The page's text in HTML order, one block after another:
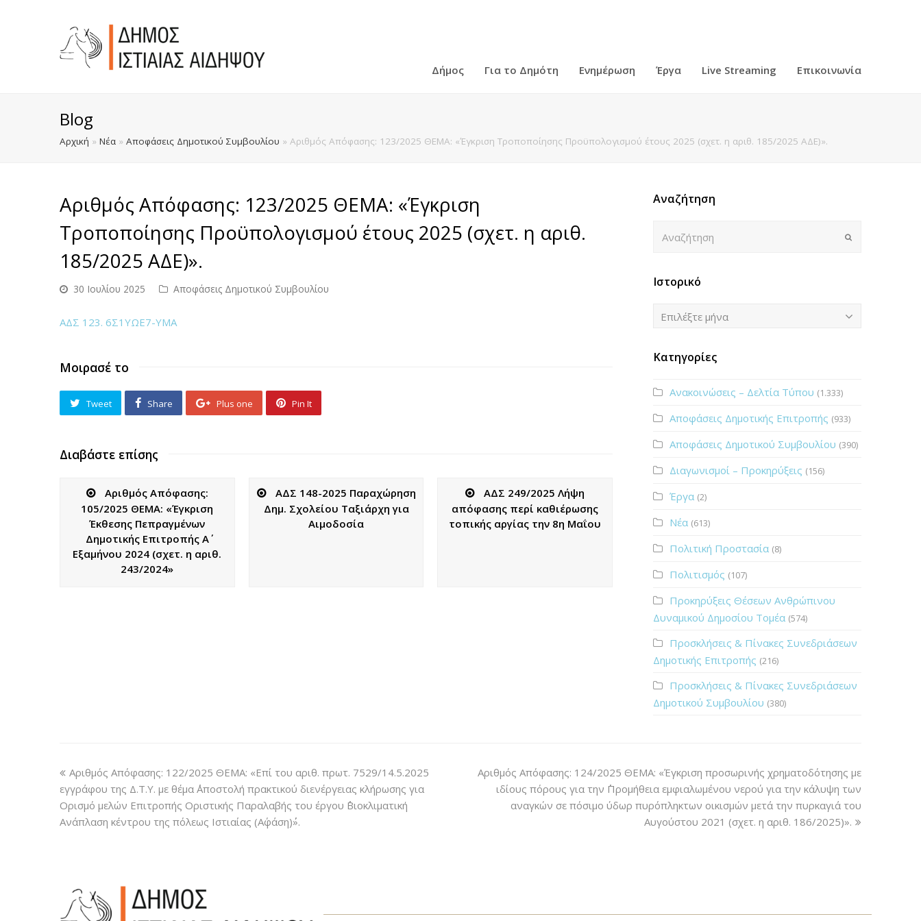
Δήμος Για το Δημότη Ενημέρωση Έργα Live Streaming Επικοινωνία
Blog
Αρχική » Νέα » Αποφάσεις Δημοτικού Συμβουλίου » Αριθμός Απόφασης: 123/2025 ΘΕΜΑ: «Έγκριση Τροποποίησης Προϋπολογισμού έτους 2025 (σχετ. η αριθ. 185/2025 ΑΔΕ)».
Αριθμός Απόφασης: 123/2025 ΘΕΜΑ: «Έγκριση
Τροποποίησης Προϋπολογισμού έτους 2025 (σχετ. η αριθ.
185/2025 ΑΔΕ)».
30 Ιουλίου 2025 Αποφάσεις Δημοτικού Συμβουλίου
ΑΔΣ 123. 6Σ1ΥΩΕ7-ΥΜΑ
Μοιρασέ το
Tweet Share Plus one Pin It
Διαβάστε επίσης
Αριθμός Απόφασης:
105/2025 ΘΕΜΑ: «Έγκριση
Έκθεσης Πεπραγμένων
Δημοτικής Επιτροπής Α΄
Εξαμήνου 2024 (σχετ. η αριθ.
243/2024»
ΑΔΣ 148-2025 Παραχώρηση
Δημ. Σχολείου Ταξιάρχη για
Αιμοδοσία
ΑΔΣ 249/2025 Λήψη
απόφασης περί καθιέρωσης
τοπικής αργίας την 8η Μαΐου
Αναζήτηση
Ιστορικό
Ιστορικό
Επιλέξτε μήνα
Κατηγορίες
Ανακοινώσεις – Δελτία Τύπου (1.333)
Αποφάσεις Δημοτικής Επιτροπής (933)
Αποφάσεις Δημοτικού Συμβουλίου (390)
Διαγωνισμοί – Προκηρύξεις (156)
Έργα (2)
Νέα (613)
Πολιτική Προστασία (8)
Πολιτισμός (107)
Προκηρύξεις Θέσεων Ανθρώπινου
Δυναμικού Δημοσίου Τομέα (574)
Προσκλήσεις & Πίνακες Συνεδριάσεων
Δημοτικής Επιτροπής (216)
Προσκλήσεις & Πίνακες Συνεδριάσεων
Δημοτικού Συμβουλίου (380)
Αριθμός Απόφασης: 122/2025 ΘΕΜΑ: «Επί του αριθ. πρωτ. 7529/14.5.2025
εγγράφου της Δ.Τ.Υ. με θέμα ΄΄Αποστολή πρακτικού διενέργειας κλήρωσης για
Ορισμό μελών Επιτροπής Οριστικής Παραλαβής του έργου ΄΄Βιοκλιματική
Ανάπλαση κέντρου της πόλεως Ιστιαίας (Α΄φάση)΄΄».
Αριθμός Απόφασης: 124/2025 ΘΕΜΑ: «Έγκριση προσωρινής χρηματοδότησης με
ιδίους πόρους για την ΄΄Προμήθεια εμφιαλωμένου νερού για την κάλυψη των
αναγκών σε πόσιμο ύδωρ πυρόπληκτων οικισμών μετά την πυρκαγιά του
Αυγούστου 2021 (σχετ. η αριθ. 186/2025)».